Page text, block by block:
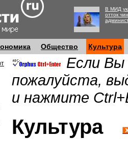
В МИД
отток
Общество Культура
Если Вы
пожалуйста,
и нажмите
Культура